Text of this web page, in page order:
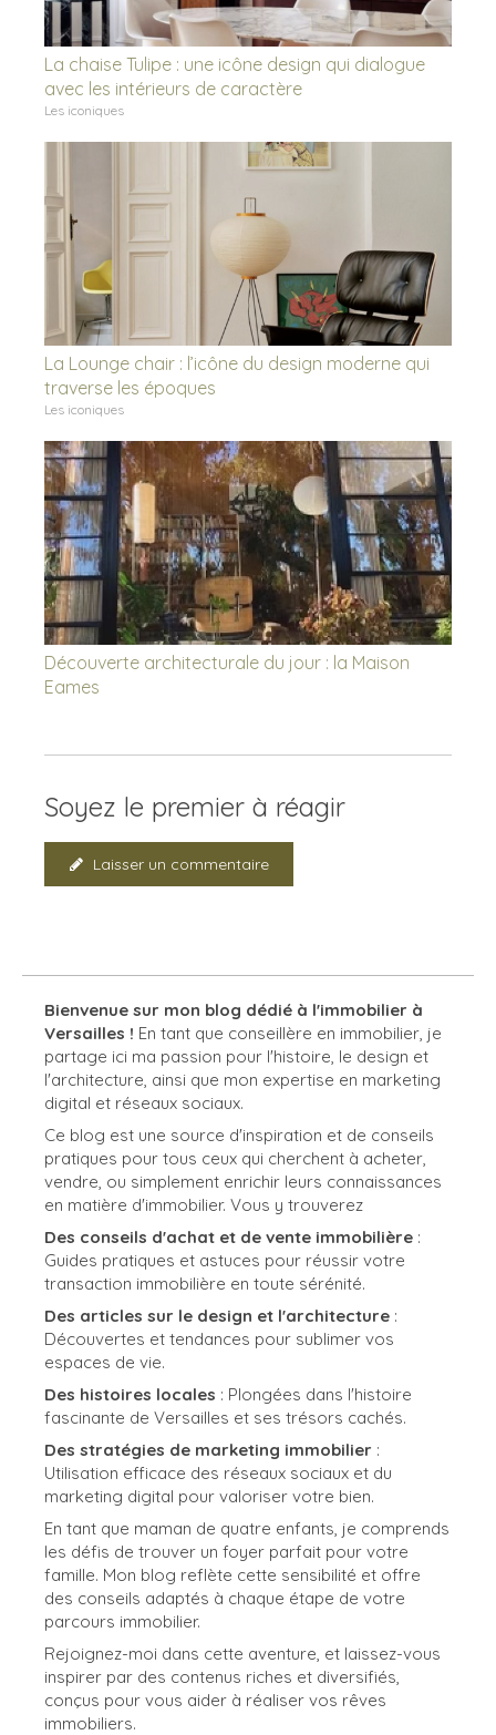
La chaise Tulipe : une icône design qui dialogue
avec les intérieurs de caractère
Les iconiques
La Lounge chair : l’icône du design moderne qui
traverse les époques
Les iconiques
Découverte architecturale du jour : la Maison
Eames
Soyez le premier à réagir
Laisser un commentaire
Bienvenue sur mon blog dédié à l'immobilier à
Versailles ! En tant que conseillère en immobilier, je
partage ici ma passion pour l'histoire, le design et
l'architecture, ainsi que mon expertise en marketing
digital et réseaux sociaux.
Ce blog est une source d'inspiration et de conseils
pratiques pour tous ceux qui cherchent à acheter,
vendre, ou simplement enrichir leurs connaissances
en matière d'immobilier. Vous y trouverez
Des conseils d'achat et de vente immobilière :
Guides pratiques et astuces pour réussir votre
transaction immobilière en toute sérénité.
Des articles sur le design et l'architecture :
Découvertes et tendances pour sublimer vos
espaces de vie.
Des histoires locales : Plongées dans l'histoire
fascinante de Versailles et ses trésors cachés.
Des stratégies de marketing immobilier :
Utilisation efficace des réseaux sociaux et du
marketing digital pour valoriser votre bien.
En tant que maman de quatre enfants, je comprends
les défis de trouver un foyer parfait pour votre
famille. Mon blog reflète cette sensibilité et offre
des conseils adaptés à chaque étape de votre
parcours immobilier.
Rejoignez-moi dans cette aventure, et laissez-vous
inspirer par des contenus riches et diversifiés,
conçus pour vous aider à réaliser vos rêves
immobiliers.